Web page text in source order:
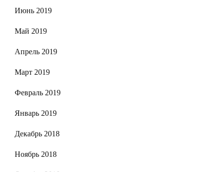
Июнь 2019
Май 2019
Апрель 2019
Март 2019
Февраль 2019
Январь 2019
Декабрь 2018
Ноябрь 2018